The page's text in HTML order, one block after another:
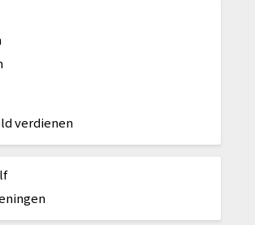
verdienen